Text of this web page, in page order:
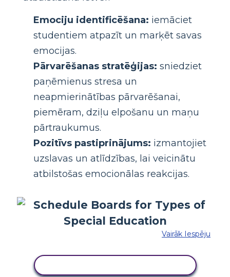
Emociju identificēšana: iemāciet
studentiem atpazīt un marķēt savas
emocijas.
Pārvarēšanas stratēģijas: sniedziet
paņēmienus stresa un
neapmierinātības pārvarēšanai,
piemēram, dziļu elpošanu un maņu
pārtraukumus.
Pozitīvs pastiprinājums: izmantojiet
uzslavas un atlīdzības, lai veicinātu
atbilstošas ​​​​emocionālas reakcijas.
Vairāk Iespēju